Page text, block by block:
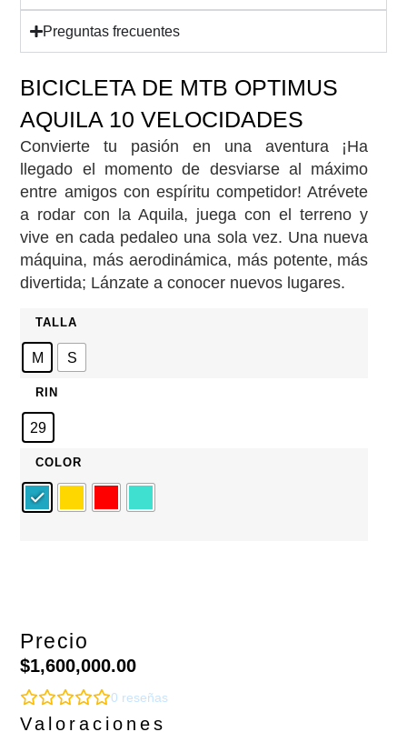
Preguntas frecuentes
BICICLETA DE MTB OPTIMUS
AQUILA 10 VELOCIDADES
Convierte tu pasión en una aventura ¡Ha
llegado el momento de desviarse al máximo
entre amigos con espíritu competidor! Atrévete
a rodar con la Aquila, juega con el terreno y
vive en cada pedaleo una sola vez. Una nueva
máquina, más aerodinámica, más potente, más
divertida; Lánzate a conocer nuevos lugares.
TALLA
M S
RIN
29
COLOR
Precio
$1,600,000.00
0 reseñas
Valoraciones